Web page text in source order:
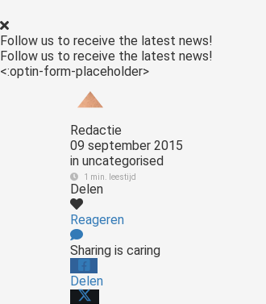
Follow us to receive the latest news!
Follow us to receive the latest news!
<:optin-form-placeholder>
Redactie
09 september 2015
in uncategorised
1 min. leestijd
Delen
Reageren
Sharing is caring
Delen